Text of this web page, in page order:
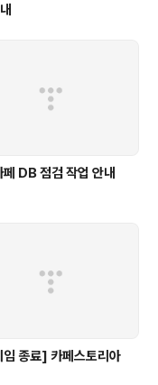
DB 점검 작업 안내
임 종료] 카페스토리아